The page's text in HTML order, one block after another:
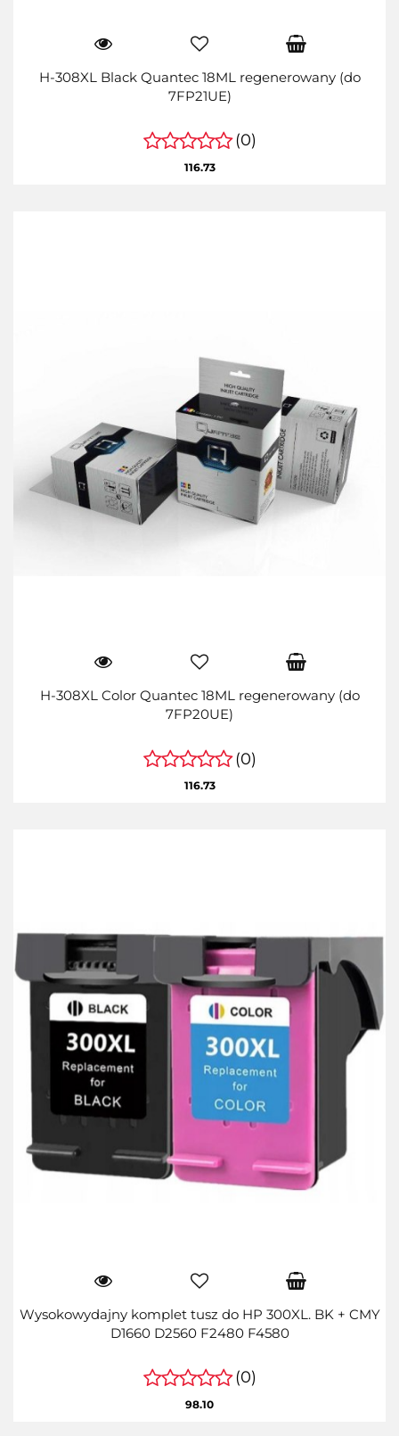
H-308XL Black Quantec 18ML regenerowany (do
7FP21UE)
(0)
116.73
H-308XL Color Quantec 18ML regenerowany (do
7FP20UE)
(0)
116.73
Wysokowydajny komplet tusz do HP 300XL. BK + CMY
D1660 D2560 F2480 F4580
(0)
98.10